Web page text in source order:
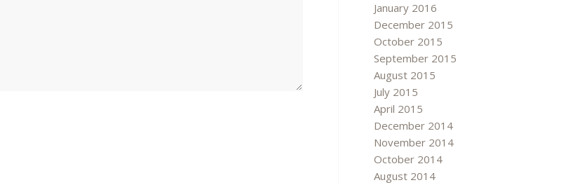
January 2016
December 2015
October 2015
September 2015
August 2015
July 2015
April 2015
December 2014
November 2014
October 2014
August 2014